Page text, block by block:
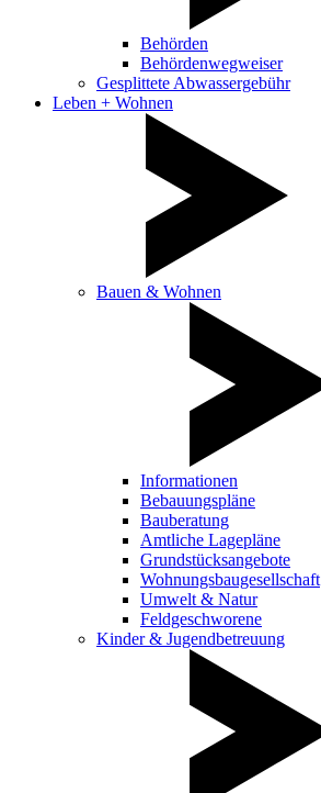
Behörden
Behördenwegweiser
Gesplittete Abwassergebühr
Leben + Wohnen
Bauen & Wohnen
Informationen
Bebauungspläne
Bauberatung
Amtliche Lagepläne
Grundstücksangebote
Wohnungsbaugesellschaft
Umwelt & Natur
Feldgeschworene
Kinder & Jugendbetreuung